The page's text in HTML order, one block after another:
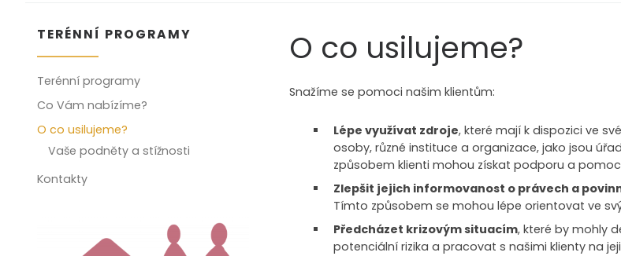
O co usilujeme?
Snažíme se pomoci našim klientům:
Lépe využívat zdroje, které mají k dispozici ve
osoby, různé instituce a organizace, jako jsou
způsobem klienti mohou získat podporu a
Zlepšit jejich informovanost o právech a
Tímto způsobem se mohou lépe orientovat ve
Předcházet krizovým situacím, které by mohly
potenciální rizika a pracovat s našimi klienty na
TERÉNNÍ PROGRAMY
Terénní programy
Co Vám nabízíme?
O co usilujeme?
Vaše podněty a stížnosti
Kontakty